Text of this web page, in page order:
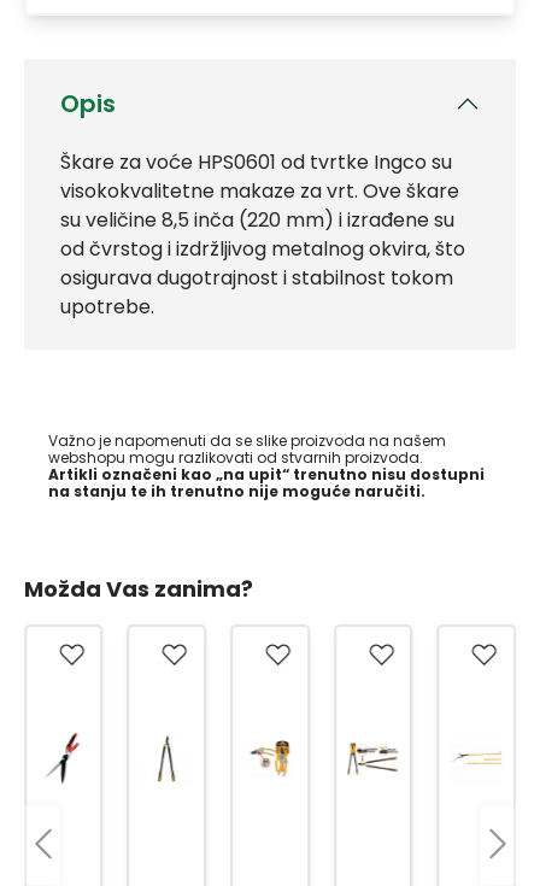
Opis
Škare za voće HPS0601 od tvrtke Ingco su
visokokvalitetne makaze za vrt. Ove škare
su veličine 8,5 inča (220 mm) i izrađene su
od čvrstog i izdržljivog metalnog okvira, što
osigurava dugotrajnost i stabilnost tokom
upotrebe.
Važno je napomenuti da se slike proizvoda na našem
webshopu mogu razlikovati od stvarnih proizvoda.
Artikli označeni kao „na upit“ trenutno nisu dostupni
na stanju te ih trenutno nije moguće naručiti.
Možda Vas zanima?